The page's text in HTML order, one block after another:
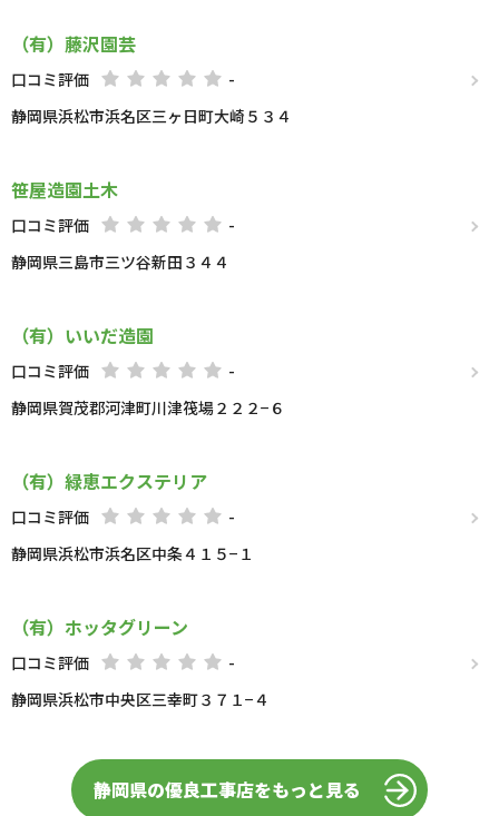
（有）藤沢園芸
口コミ評価
-
静岡県浜松市浜名区三ヶ日町大崎５３４
笹屋造園土木
口コミ評価
-
静岡県三島市三ツ谷新田３４４
（有）いいだ造園
口コミ評価
-
静岡県賀茂郡河津町川津筏場２２２−６
（有）緑恵エクステリア
口コミ評価
-
静岡県浜松市浜名区中条４１５−１
（有）ホッタグリーン
口コミ評価
-
静岡県浜松市中央区三幸町３７１−４
静岡県の優良工事店をもっと見る